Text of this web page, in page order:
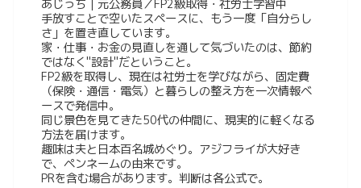
あじっち｜元公務員／FP2級取得・社労士学習中
手放すことで空いたスペースに、もう一度「自分らし
さ」を置き直しています。
家・仕事・お金の見直しを通して気づいたのは、節約
ではなく"設計"だということ。
FP2級を取得し、現在は社労士を学びながら、固定費
（保険・通信・電気）と暮らしの整え方を一次情報ベ
ースで発信中。
同じ景色を見てきた50代の仲間に、現実的に軽くなる
方法を届けます。
趣味は夫と日本百名城めぐり。アジフライが大好き
で、ペンネームの由来です。
PRを含む場合があります。判断は各公式で。